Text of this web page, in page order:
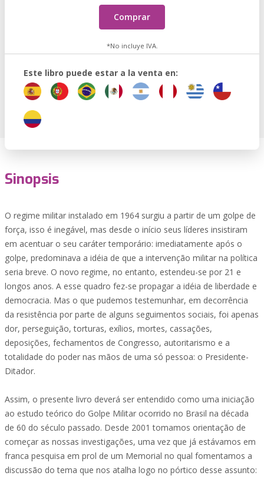
Comprar
*No incluye IVA.
Este libro puede estar a la venta en:
Sinopsis
O regime militar instalado em 1964 surgiu a partir de um golpe de
força, isso é inegável, mas desde o início seus líderes insistiram
em acentuar o seu caráter temporário: imediatamente após o
golpe, predominava a idéia de que a intervenção militar na política
seria breve. O novo regime, no entanto, estendeu-se por 21 e
longos anos. A esse quadro fez-se propagar a idéia de liberdade e
democracia. Mas o que pudemos testemunhar, em decorrência
da resistência por parte de alguns seguimentos sociais, foi apenas
dor, perseguição, torturas, exílios, mortes, cassações,
deposições, fechamentos de Congresso, autoritarismo e a
totalidade do poder nas mãos de uma só pessoa: o Presidente-
Ditador.
Assim, o presente livro deverá ser entendido como uma iniciação
ao estudo teórico do Golpe Militar ocorrido no Brasil na década
de 60 do século passado. Desde 2001 tomamos orientação de
começar as nossas investigações, uma vez que já estávamos em
franca pesquisa em prol de um Memorial no qual fomentamos a
discussão do tema que nos atalha logo no pórtico desse assunto: